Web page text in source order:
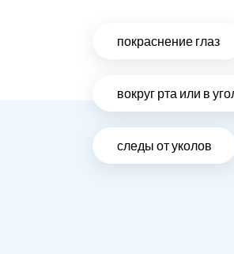
покраснение глаз
вокруг рта или в
следы от уколов